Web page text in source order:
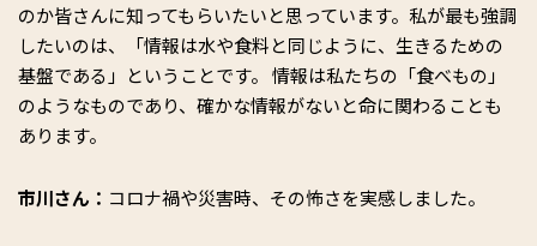
のか皆さんに知ってもらいたいと思っています。私が最も強調
したいのは、「情報は水や食料と同じように、生きるための
基盤である」ということです。 情報は私たちの「食べもの」
のようなものであり、確かな情報がないと命に関わることも
あります。
市川さん： コロナ禍や災害時、その怖さを実感しました。